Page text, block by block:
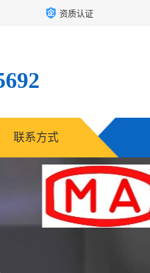
资质认证
联系方式